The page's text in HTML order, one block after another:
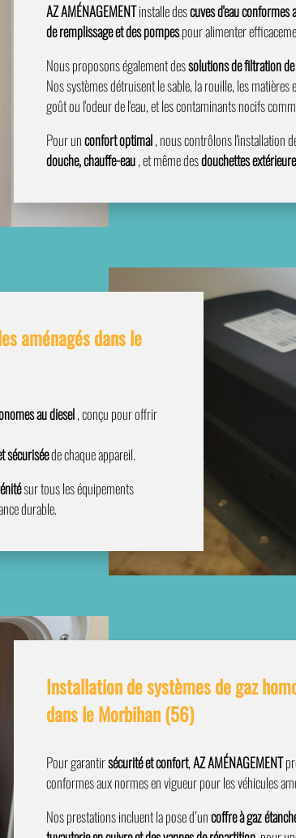
AZ AMÉNAGEMENTinstalle descuves d'eau conformes
de remplissage et des pompespour alimenter
Nous proposons également dessolutions de filtration de
Nos systèmes détruisent le sable, la rouille, les
goût ou l'odeur de l'eau, et les contaminants nocifs
Pour unconfort optimal, nous contrôlons l'installation
douche, chauffe-eau, et même desdouchettes
aménagés dans le
au diesel, conçu pour offrir
sécuriséede chaque appareil.
sur tous les équipements
durable.
Installation de systèmes de gaz
dans le Morbihan (56)
Pour garantirsécurité et confort,AZ AMÉNAGEMENT
conformes aux normes en vigueur pour les véhicules
Nos prestations incluent la pose d’uncoffre à gaz